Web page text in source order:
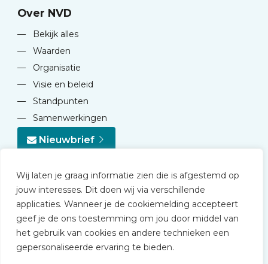
Wij laten je graag informatie zien die is afgestemd op
jouw interesses. Dit doen wij via verschillende
applicaties. Wanneer je de cookiemelding accepteert
geef je de ons toestemming om jou door middel van
het gebruik van cookies en andere technieken een
gepersonaliseerde ervaring te bieden.
Over NVD
—
Bekijk alles
—
Waarden
—
Organisatie
—
Visie en beleid
—
Standpunten
—
Samenwerkingen
Nieuwbrief
© 2026 NVD
Privacy statement
Disclaimer